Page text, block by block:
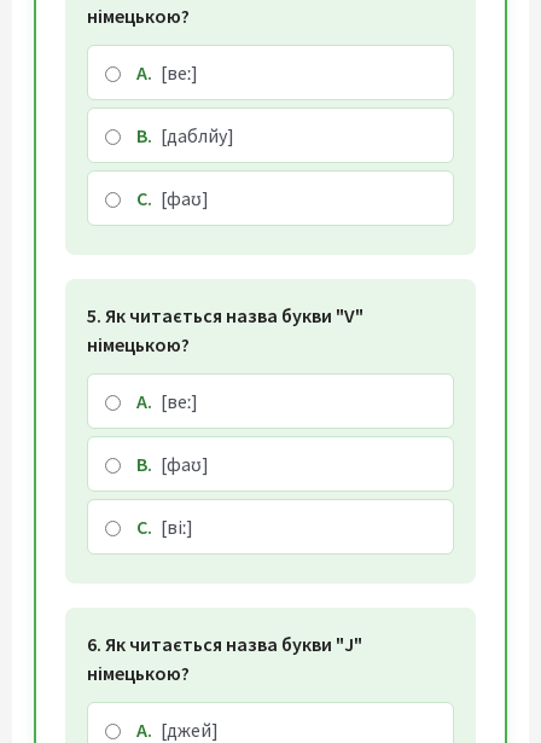
німецькою?
A. [веː]
B. [даблйу]
C. [фаʊ]
5. Як читається назва букви "V"
німецькою?
A. [веː]
B. [фаʊ]
C. [віː]
6. Як читається назва букви "J"
німецькою?
A. [джей]